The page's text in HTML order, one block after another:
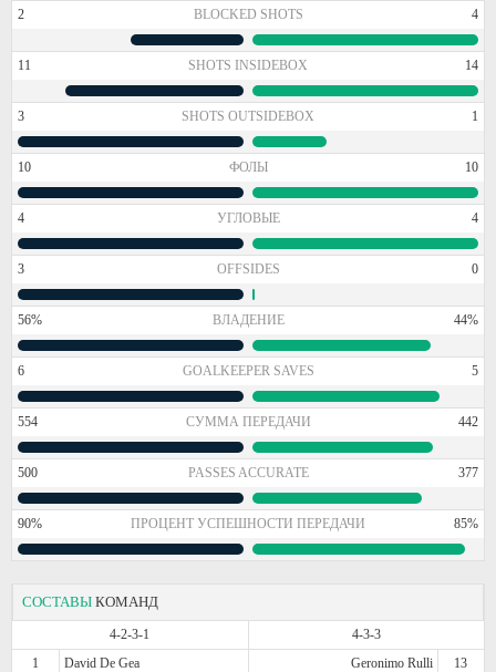
2 BLOCKED SHOTS 4
11 SHOTS INSIDEBOX 14
3 SHOTS OUTSIDEBOX 1
10 ФОЛЫ 10
4 УГЛОВЫЕ 4
3 OFFSIDES 0
56% ВЛАДЕНИЕ 44%
6 GOALKEEPER SAVES 5
554 СУММА ПЕРЕДАЧИ 442
500 PASSES ACCURATE 377
90% ПРОЦЕНТ УСПЕШНОСТИ ПЕРЕДАЧИ 85%
СОСТАВЫ КОМАНД
4-2-3-1
4-3-3
1
David De Gea Geronimo Rulli
13